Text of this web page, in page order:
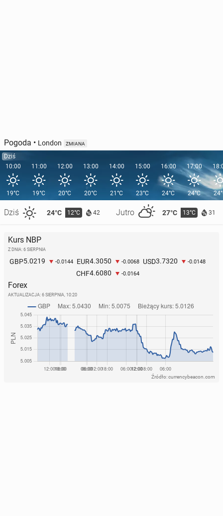
Pogoda • London ZMIANA
Dziś
10:00
19°C
Dziś 24°C 12°C 42 Jutro 27°C 13°C 31
11:00
19°C
12:00
20°C
13:00
20°C
14:00
21°C
15:00
23°C
16:00
24°C
17:00
24°C
Kurs NBP
Z DNIA: 6 SIERPNIA
GBP5.0219 -0.0144 EUR4.3050 -0.0068 USD3.7320 -0.0148
CHF4.6080 -0.0164
Forex
AKTUALIZACJA: 6 SIERPNIA, 10:20
Źródło: currencybeacon.com